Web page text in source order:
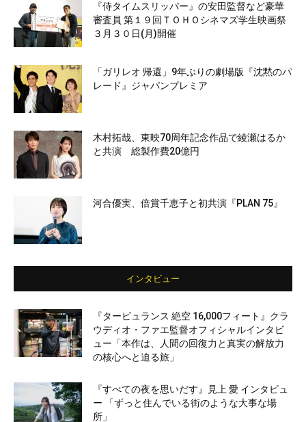
『侍タイムスリッパー』の安田監督など豪華
審査員 第１９回ＴＯＨＯシネマズ学生映画祭
３月３０日(月)開催
「ガリレオ 帰還」9年ぶりの劇場版『沈黙のパ
レード』ジャパンプレミア
木村拓哉、東映70周年記念作品で綾瀬はるか
と共演 総製作費20億円
河合優実、倍賞千恵子と初共演『PLAN 75』
インタビュー
『タービュランス 絶空 16,000フィート』クラ
ウディオ・ファエ監督オフィシャルインタビ
ュー「本作は、人間の回復力と真実の解放力
の核心へと迫る旅」
『すべての夜を思いだす』見上 愛 インタビュ
ー 「ずっと住んでいる街のような大事な場
所」